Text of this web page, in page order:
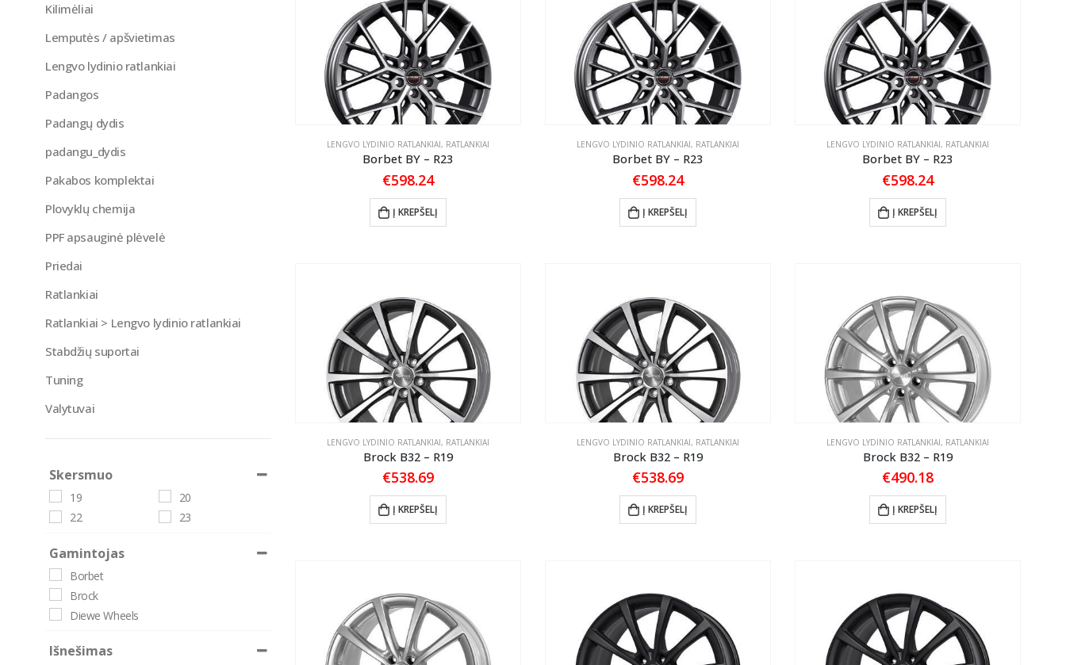
LENGVO LYDINIO RATLANKIAI, RATLANKIAI
Borbet BY – R23
€598.24
Į KREPŠELĮ
LENGVO LYDINIO RATLANKIAI, RATLANKIAI
Borbet BY – R23
€598.24
Į KREPŠELĮ
LENGVO LYDINIO RATLANKIAI, RATLANKIAI
Borbet BY – R23
€598.24
Į KREPŠELĮ
LENGVO LYDINIO RATLANKIAI, RATLANKIAI
Brock B32 – R19
€538.69
Į KREPŠELĮ
LENGVO LYDINIO RATLANKIAI, RATLANKIAI
Brock B32 – R19
€538.69
Į KREPŠELĮ
LENGVO LYDINIO RATLANKIAI, RATLANKIAI
Brock B32 – R19
€490.18
Į KREPŠELĮ
Kilimėliai
Lemputės / apšvietimas
Lengvo lydinio ratlankiai
Padangos
Padangų dydis
padangu_dydis
Pakabos komplektai
Plovyklų chemija
PPF apsauginė plėvelė
Priedai
Ratlankiai
Ratlankiai > Lengvo lydinio ratlankiai
Stabdžių suportai
Tuning
Valytuvai
Skersmuo
19
20
22
23
Gamintojas
Borbet
Brock
Diewe Wheels
Išnešimas